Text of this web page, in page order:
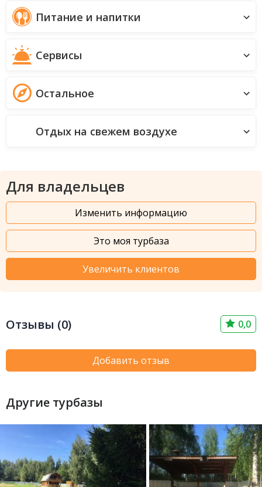
Питание и напитки
Сервисы
Остальное
Отдых на свежем воздухе
Для владельцев
Изменить информацию
Это моя турбаза
Увеличить клиентов
Отзывы (0) 0,0
Добавить отзыв
Другие турбазы